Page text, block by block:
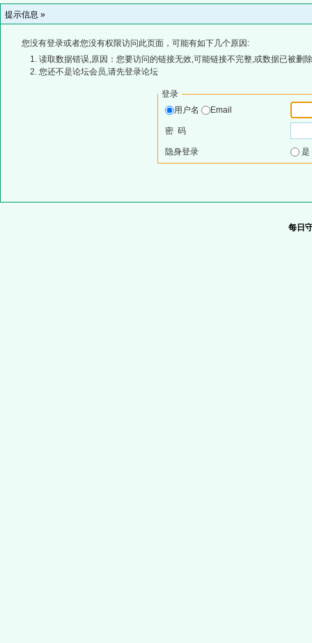
提示信息 »
您没有登录或者您没有权限访问此页面，可能有如下几个原因:
读取数据错误,原因：您要访问的链接无效,可能链接不完整,或数据已被删
您还不是论坛会员,请先登录论坛
登录
用户名
Email
密 码
隐身登录
每日